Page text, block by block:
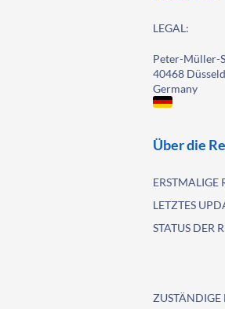
LEGAL:
Peter-Müller-
40468
Germany
Über die
ERSTMALIGE
LETZTES
STATUS DER
ZUSTÄNDIGE